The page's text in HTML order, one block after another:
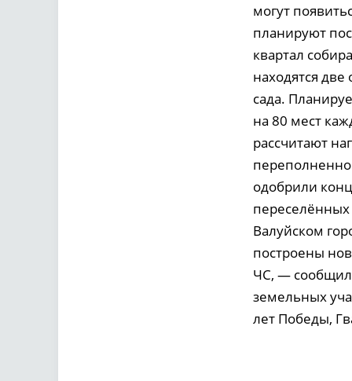
могут
планируют
квартал
находятся
сада.
на 80 мест
рассчитают
одобрили
переселённых
Валуйском
построены
ЧС, — сообщил
земельных
лет Победы,